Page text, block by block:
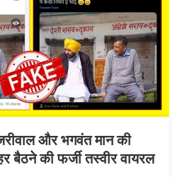
और भगवंत मान की
बैठने की फर्जी तस्वीर वायरल